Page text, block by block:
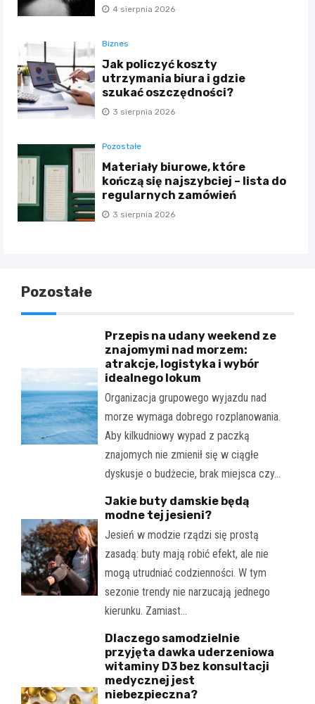
4 sierpnia 2026
Biznes
Jak policzyć koszty
utrzymania biura i gdzie
szukać oszczędności?
3 sierpnia 2026
Pozostałe
Materiały biurowe, które
kończą się najszybciej – lista do
regularnych zamówień
3 sierpnia 2026
Pozostałe
Przepis na udany weekend ze
znajomymi nad morzem:
atrakcje, logistyka i wybór
idealnego lokum
Organizacja grupowego wyjazdu nad
morze wymaga dobrego rozplanowania.
Aby kilkudniowy wypad z paczką
znajomych nie zmienił się w ciągłe
dyskusje o budżecie, brak miejsca czy…
Jakie buty damskie będą
modne tej jesieni?
Jesień w modzie rządzi się prostą
zasadą: buty mają robić efekt, ale nie
mogą utrudniać codzienności. W tym
sezonie trendy nie narzucają jednego
kierunku. Zamiast…
Dlaczego samodzielnie
przyjęta dawka uderzeniowa
witaminy D3 bez konsultacji
medycznej jest
niebezpieczna?